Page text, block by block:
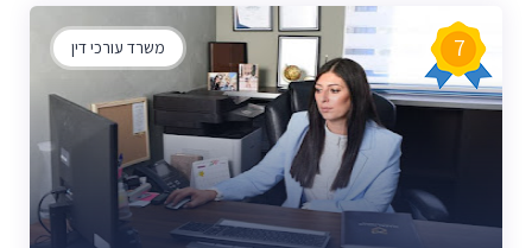
משרד עורכי דין 7